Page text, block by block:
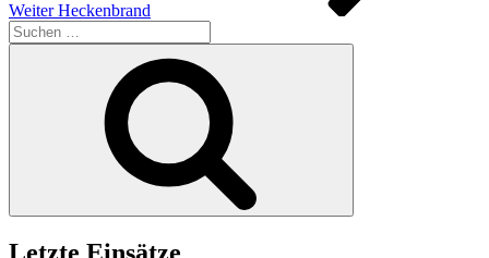
Weiter Heckenbrand
Suchen
nach: